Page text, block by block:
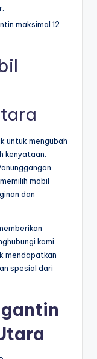
maksimal 12
untuk mengubah
kenyataan.
mobil
dan
kami
mendapatkan
spesial dari